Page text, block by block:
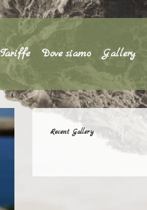
Tariffe Dove siamo Gallery
Recent Gallery